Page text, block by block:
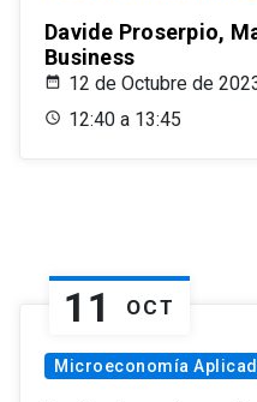
Davide Proserpio,
Business
12 de Octubre de
12:40 a 13:45
11 OCT
Microeconomía